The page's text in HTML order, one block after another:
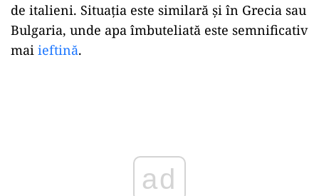
de italieni. Situația este similară și în Grecia sau
Bulgaria, unde apa îmbuteliată este semnificativ
mai ieftină.
ad